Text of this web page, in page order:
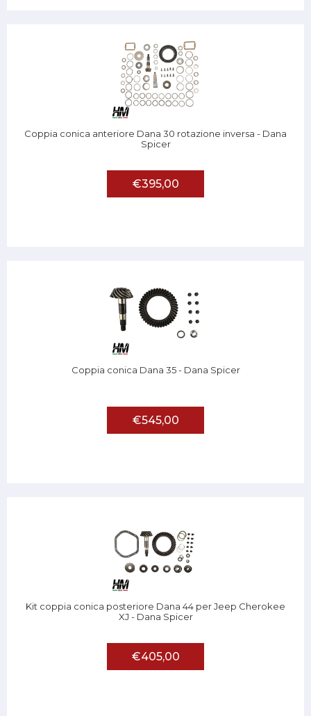
Coppia conica anteriore Dana 30 rotazione inversa - Dana
Spicer
€395,00
Coppia conica Dana 35 - Dana Spicer
€545,00
Kit coppia conica posteriore Dana 44 per Jeep Cherokee
XJ - Dana Spicer
€405,00